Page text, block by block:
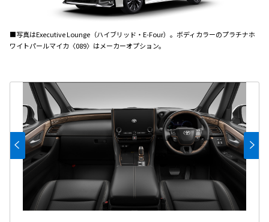
■写真はExecutive Lounge（ハイブリッド・E-Four）。ボディカラーのプラチナホ
ワイトパールマイカ〈089〉はメーカーオプション。